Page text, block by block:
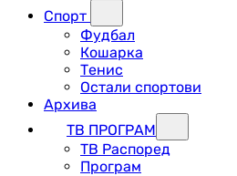
Спорт
Фудбал
Кошарка
Тенис
Остали спортови
Архива
ТВ ПРОГРАМ
ТВ Распоред
Програм